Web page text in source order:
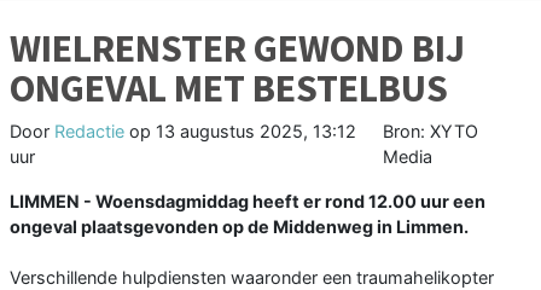
WIELRENSTER GEWOND BIJ
ONGEVAL MET BESTELBUS
Door Redactie op 13 augustus 2025, 13:12
uur
Bron: XYTO
Media
LIMMEN - Woensdagmiddag heeft er rond 12.00 uur een
ongeval plaatsgevonden op de Middenweg in Limmen.
Verschillende hulpdiensten waaronder een traumahelikopter